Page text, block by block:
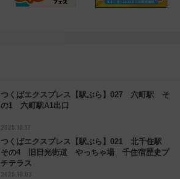
つくばエクスプレス【駅ぶら】027 六町駅 そ
の1 六町駅A1出口
2025.10.17
つくばエクスプレス【駅ぶら】021 北千住駅
その4 旧日光街道 やっちゃ場 千住宿歴史プ
チテラス
2025.10.03